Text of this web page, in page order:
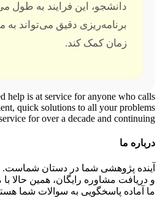
دانشجو، این فرایند به طول
برنامه‌ریزی دقیق می‌تواند به
زمان کمک کند.
help is at service for anyone who calls
quick solutions to all your problems
for over a decade and continuing
درباره ما
آینده پژوهشی شما در دستان شماست.
و دریافت مشاوره رایگان، همین حالا
ما آماده پاسخگویی به سوالات شما